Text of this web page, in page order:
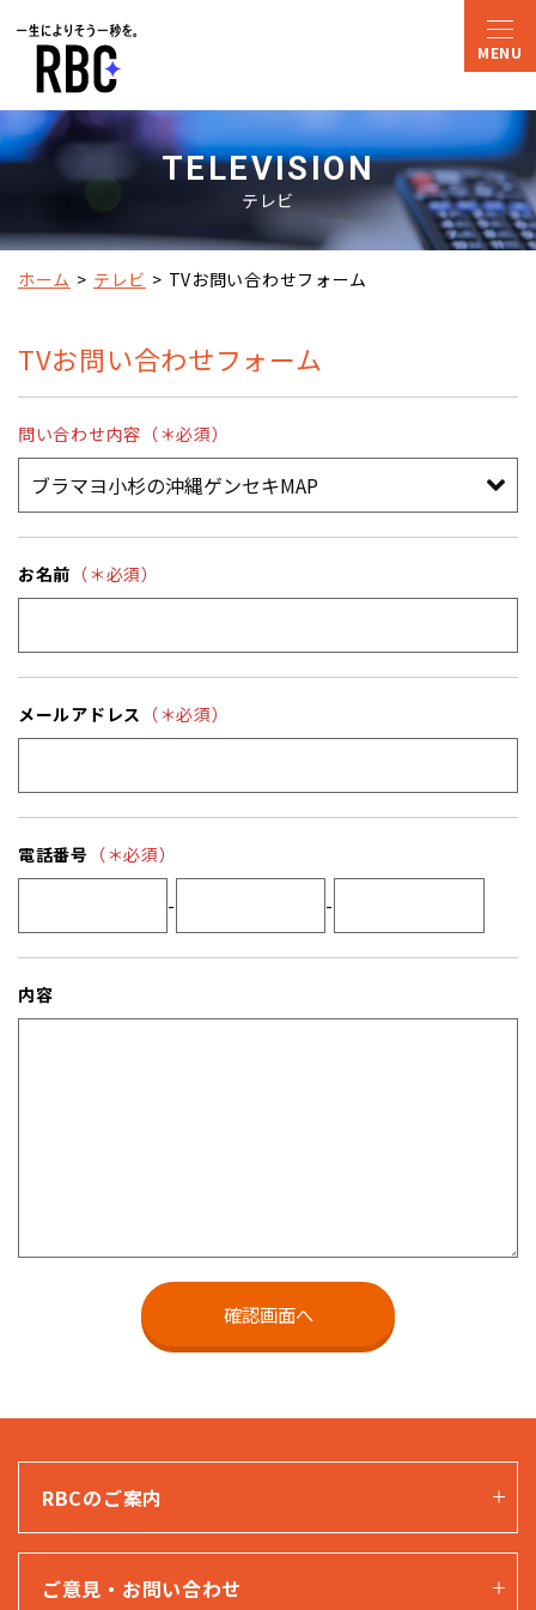
TELEVISION
テレビ
ホーム テレビ TVお問い合わせフォーム
TVお問い合わせフォーム
問い合わせ内容（＊必須）
お名前 （＊必須）
メールアドレス （＊必須）
電話番号 （＊必須）
- -
内容
RBCのご案内
ご意見・お問い合わせ